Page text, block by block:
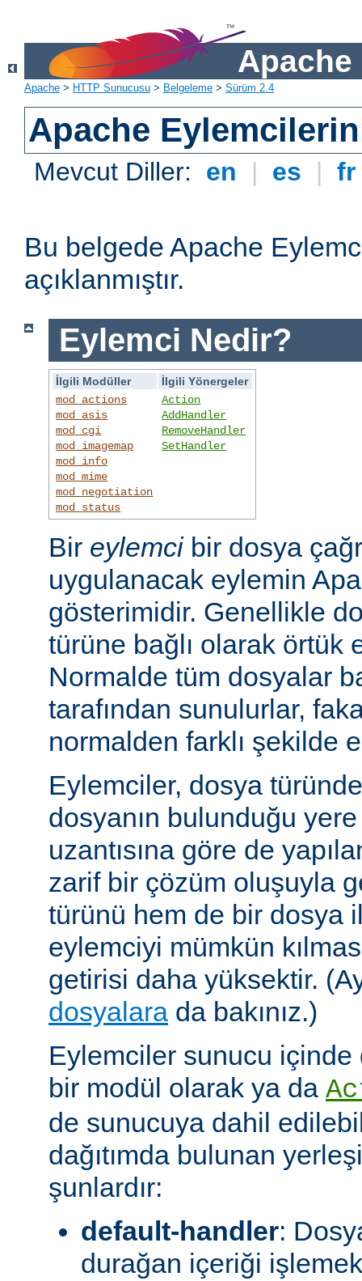
Apache
Apache > HTTP Sunucusu > Belgeleme > Sürüm 2.4
Apache
Mevcut Diller: en | es |
Bu belgede Apache
açıklanmıştır.
Eylemci Nedir?
İlgili Modüller
İlgili Yönergeler
mod_actions
mod_asis
mod_cgi
mod_imagemap
mod_info
mod_mime
mod_negotiation
mod_status
Action
AddHandler
RemoveHandler
SetHandler
Bir eylemcibir dosya
uygulanacak eylemin
gösterimidir. Genellikle
türüne bağlı olarak örtük
Normalde tüm dosyalar
tarafından sunulurlar,
normalden farklı şekilde
Eylemciler, dosya
dosyanın bulunduğu
uzantısına göre de
zarif bir çözüm oluşuyla
türünü hem de bir dosya
eylemciyi mümkün
getirisi daha yüksektir.
dosyalara da bakınız.)
Eylemciler sunucu
bir modül olarak ya da
de sunucuya dahil
dağıtımda bulunan
şunlardır:
default-handler:
durağan içeriği